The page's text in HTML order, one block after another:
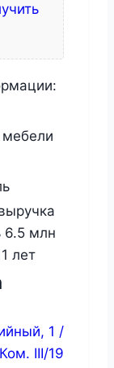
мебели
6.5 млн
лет
1 /
III/19